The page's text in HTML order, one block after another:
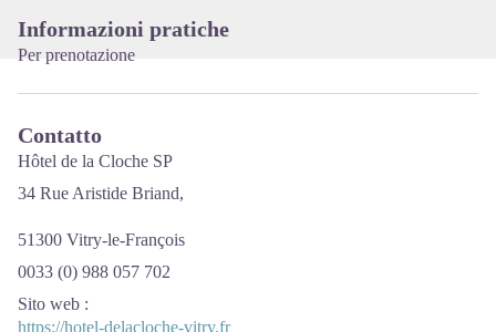
Informazioni pratiche
Per prenotazione
Contatto
Hôtel de la Cloche SP
34 Rue Aristide Briand,
51300 Vitry-le-François
0033 (0) 988 057 702
Sito web :
https://hotel-delacloche-vitry.fr